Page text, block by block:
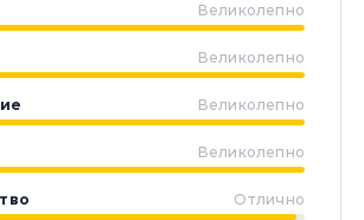
Великолепно
Великолепно
Великолепно
Великолепно
Отлично